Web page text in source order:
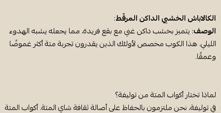
الكالاباش الخشبي الداكن المرقّط:
الوصف: يتميز بخشب داكن غني مع بقع فريدة، مما يجعله يشبه الهدوء
الليلي. هذا الكوب مخصص لأولئك الذين يقدرون تجربة متة أكثر غموضًا
وعمقًا.
لماذا تختار أكواب المتة من توليفة؟
في توليفة، نحن ملتزمون بالحفاظ على أصالة ثقافة شاي المتة. أكواب المتة